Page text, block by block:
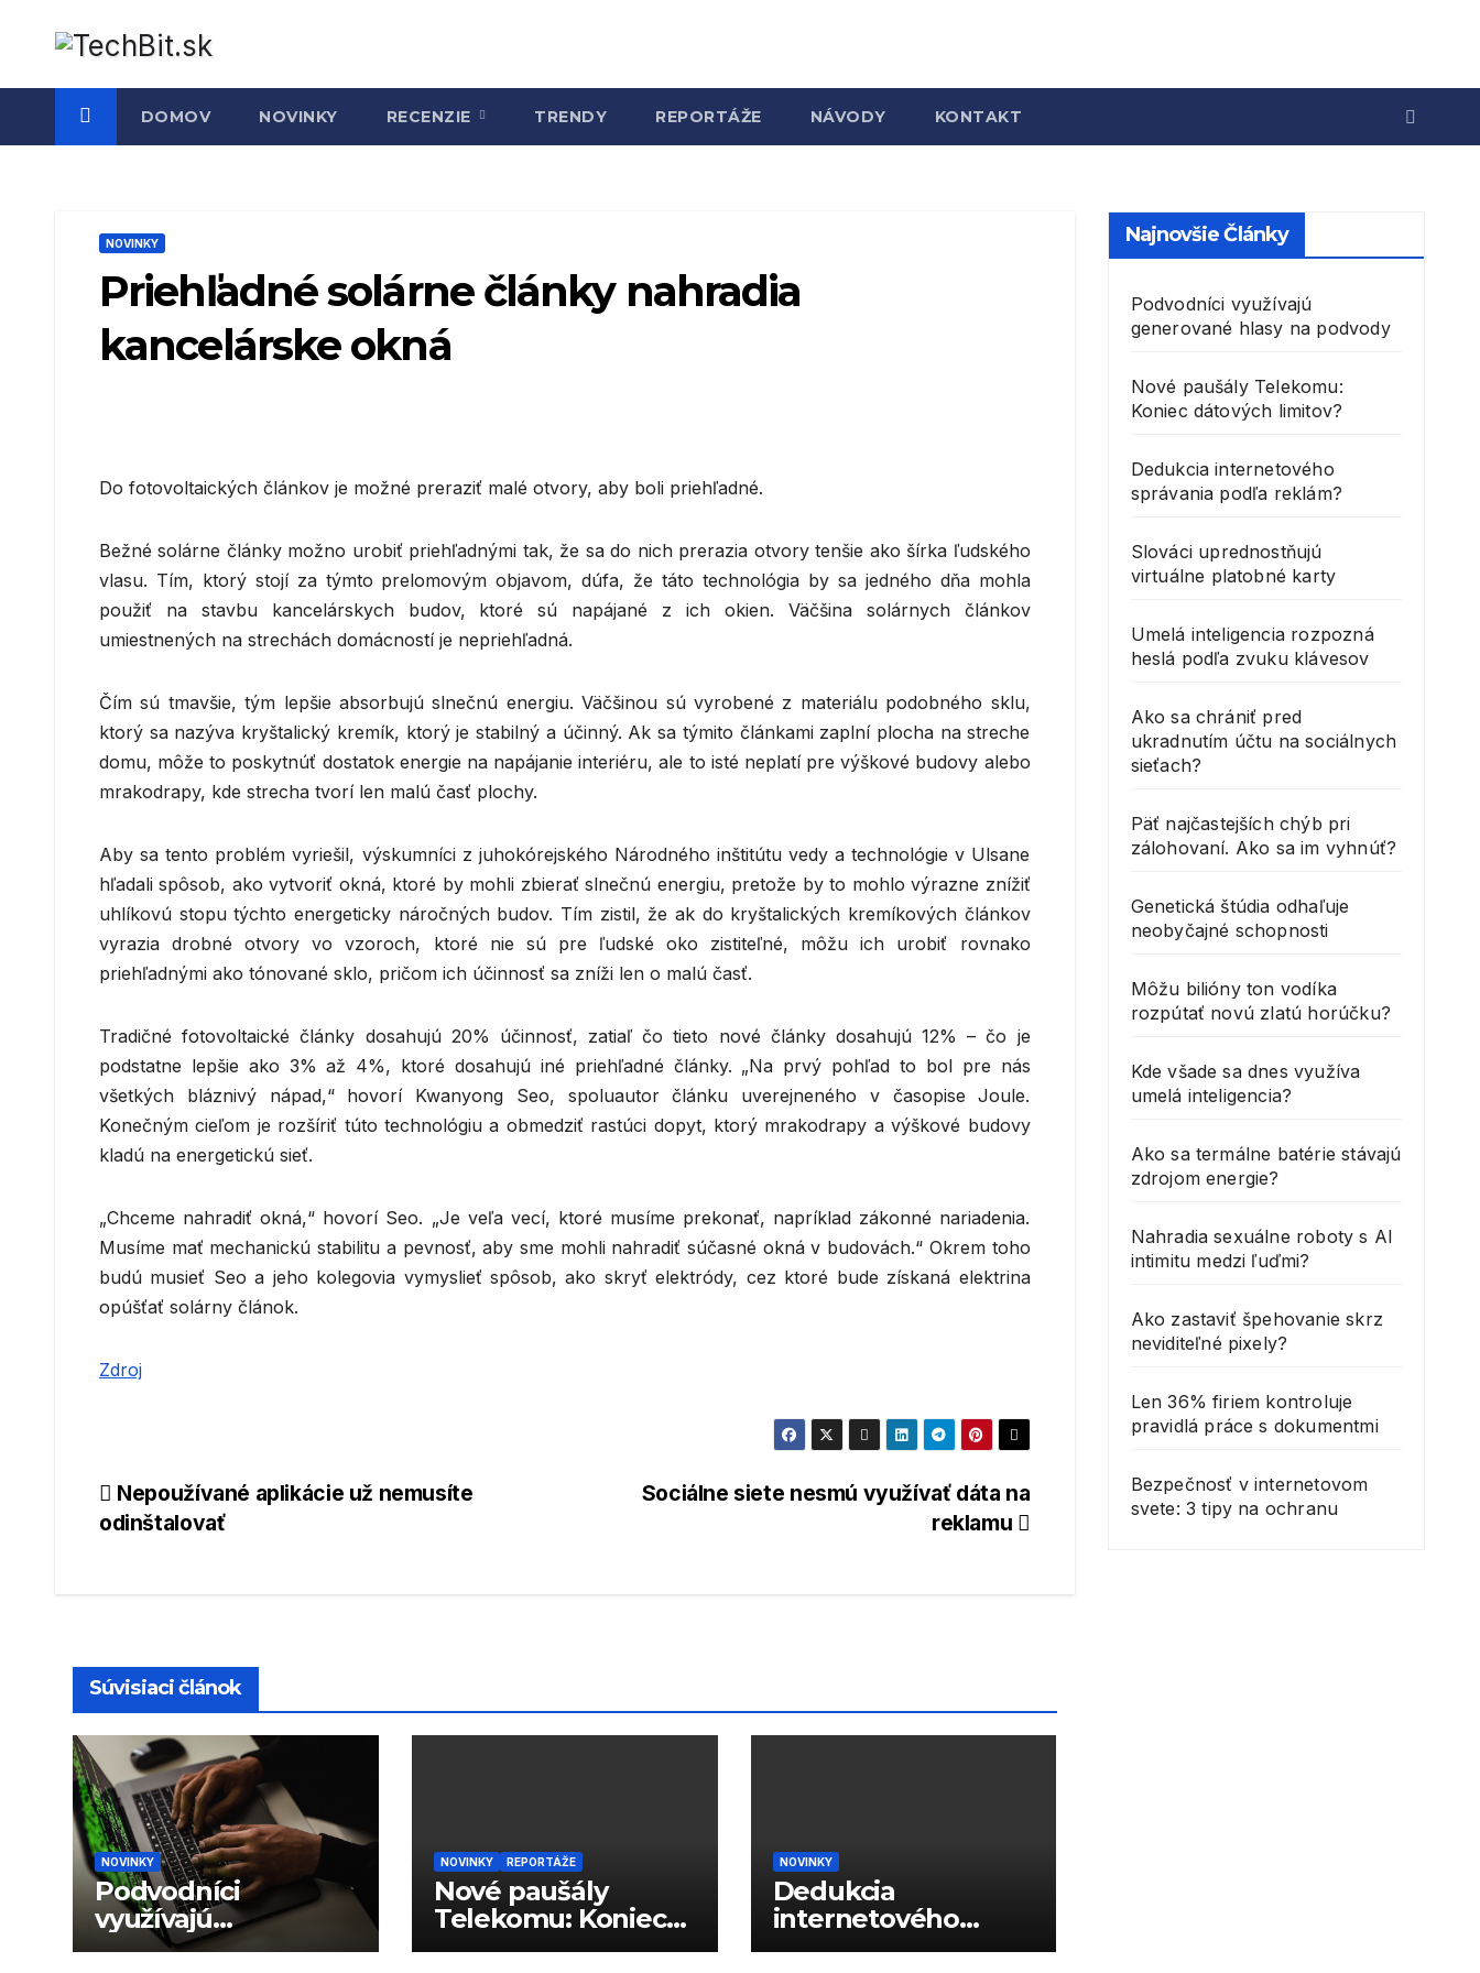
DOMOV NOVINKY RECENZIE TRENDY REPORTÁŽE NÁVODY KONTAKT
NOVINKY
Priehľadné solárne články nahradia
kancelárske okná
Do fotovoltaických článkov je možné preraziť malé otvory, aby boli priehľadné.
Bežné solárne články možno urobiť priehľadnými tak, že sa do nich prerazia otvory tenšie ako šírka ľudského
vlasu. Tím, ktorý stojí za týmto prelomovým objavom, dúfa, že táto technológia by sa jedného dňa mohla
použiť na stavbu kancelárskych budov, ktoré sú napájané z ich okien. Väčšina solárnych článkov
umiestnených na strechách domácností je nepriehľadná.
Čím sú tmavšie, tým lepšie absorbujú slnečnú energiu. Väčšinou sú vyrobené z materiálu podobného sklu,
ktorý sa nazýva kryštalický kremík, ktorý je stabilný a účinný. Ak sa týmito článkami zaplní plocha na streche
domu, môže to poskytnúť dostatok energie na napájanie interiéru, ale to isté neplatí pre výškové budovy alebo
mrakodrapy, kde strecha tvorí len malú časť plochy.
Aby sa tento problém vyriešil, výskumníci z juhokórejského Národného inštitútu vedy a technológie v Ulsane
hľadali spôsob, ako vytvoriť okná, ktoré by mohli zbierať slnečnú energiu, pretože by to mohlo výrazne znížiť
uhlíkovú stopu týchto energeticky náročných budov. Tím zistil, že ak do kryštalických kremíkových článkov
vyrazia drobné otvory vo vzoroch, ktoré nie sú pre ľudské oko zistiteľné, môžu ich urobiť rovnako
priehľadnými ako tónované sklo, pričom ich účinnosť sa zníži len o malú časť.
Tradičné fotovoltaické články dosahujú 20% účinnosť, zatiaľ čo tieto nové články dosahujú 12% – čo je
podstatne lepšie ako 3% až 4%, ktoré dosahujú iné priehľadné články. „Na prvý pohľad to bol pre nás
všetkých bláznivý nápad,“ hovorí Kwanyong Seo, spoluautor článku uverejneného v časopise Joule.
Konečným cieľom je rozšíriť túto technológiu a obmedziť rastúci dopyt, ktorý mrakodrapy a výškové budovy
kladú na energetickú sieť.
„Chceme nahradiť okná,“ hovorí Seo. „Je veľa vecí, ktoré musíme prekonať, napríklad zákonné nariadenia.
Musíme mať mechanickú stabilitu a pevnosť, aby sme mohli nahradiť súčasné okná v budovách.“ Okrem toho
budú musieť Seo a jeho kolegovia vymyslieť spôsob, ako skryť elektródy, cez ktoré bude získaná elektrina
opúšťať solárny článok.
Zdroj
Navigácia
Sociálne siete nesmú využívať dáta na
reklamu
Nepoužívané aplikácie už nemusíte
odinštalovať
Súvisiaci článok
NOVINKY
Podvodníci
využívajú
generované hlasy
NOVINKY REPORTÁŽE
Nové paušály
Telekomu: Koniec
dátových limitov?
NOVINKY
Dedukcia
internetového
správania podľa
Najnovšie Články
Podvodníci využívajú
generované hlasy na podvody
Nové paušály Telekomu:
Koniec dátových limitov?
Dedukcia internetového
správania podľa reklám?
Slováci uprednostňujú
virtuálne platobné karty
Umelá inteligencia rozpozná
heslá podľa zvuku klávesov
Ako sa chrániť pred
ukradnutím účtu na sociálnych
sieťach?
Päť najčastejších chýb pri
zálohovaní. Ako sa im vyhnúť?
Genetická štúdia odhaľuje
neobyčajné schopnosti
Môžu bilióny ton vodíka
rozpútať novú zlatú horúčku?
Kde všade sa dnes využíva
umelá inteligencia?
Ako sa termálne batérie stávajú
zdrojom energie?
Nahradia sexuálne roboty s AI
intimitu medzi ľuďmi?
Ako zastaviť špehovanie skrz
neviditeľné pixely?
Len 36% firiem kontroluje
pravidlá práce s dokumentmi
Bezpečnosť v internetovom
svete: 3 tipy na ochranu